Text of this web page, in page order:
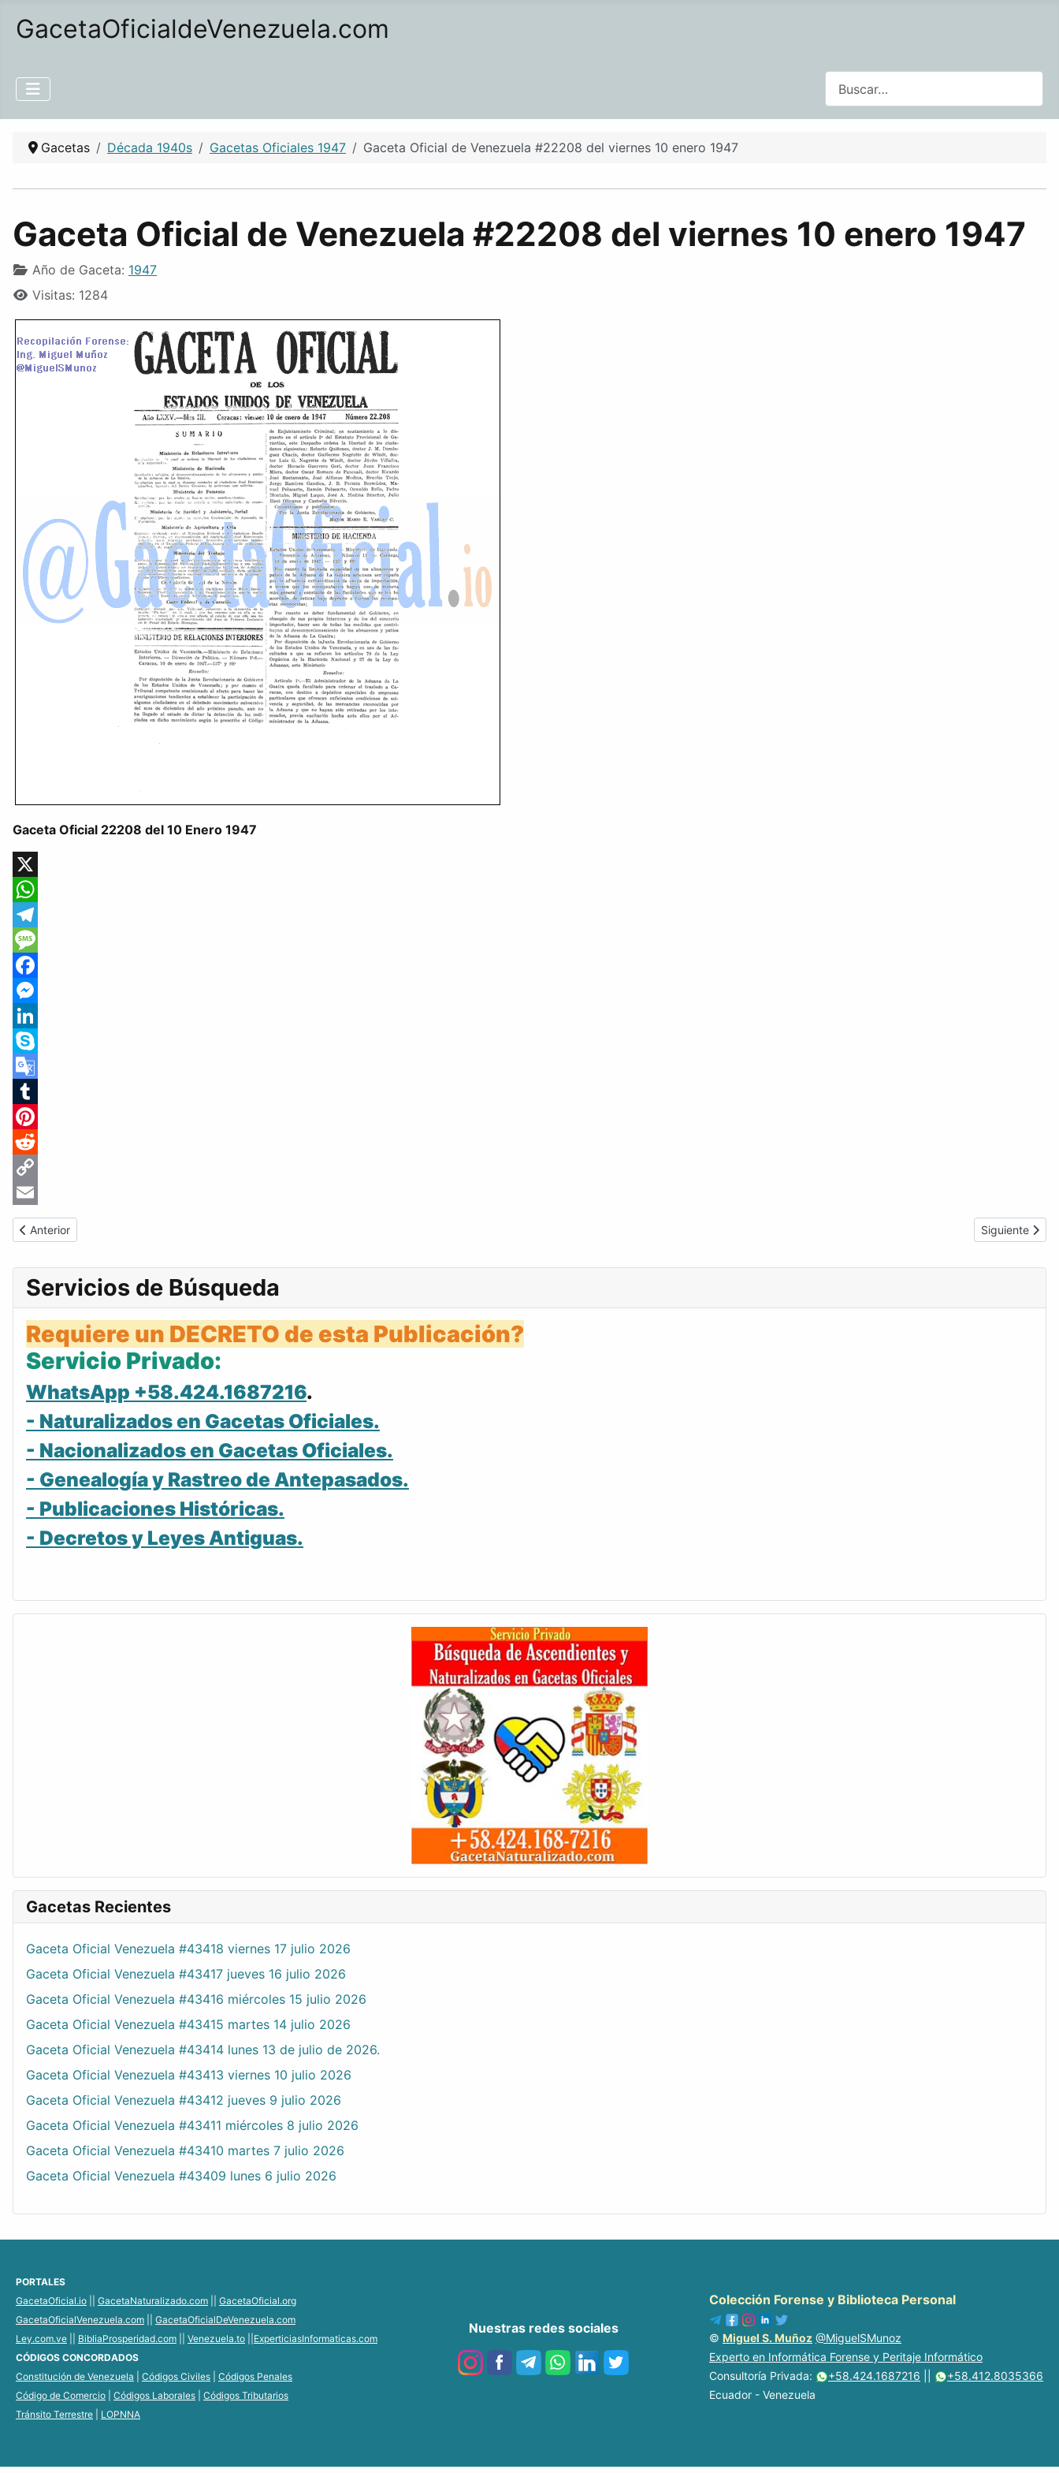
GacetaOficialdeVenezuela.com
Gacetas Década 1940s Gacetas Oficiales 1947 Gaceta Oficial de Venezuela #22208 del viernes 10 enero 1947
Gaceta Oficial de Venezuela #22208 del viernes 10 enero 1947
Año de Gaceta: 1947
Visitas: 1284
Gaceta Oficial 22208 del 10 Enero 1947
X
WhatsApp
Telegram
Message
Facebook
Messenger
LinkedIn
Skype
Google
Translate
Tumblr
Pinterest
Reddit
Copy
Link
Email
Artículo anterior: Gaceta Oficial de Venezuela #22207 del jueves 9 enero 1947
Anterior Artículo
Siguiente
Servicios de Búsqueda
Requiere un DECRETO de esta Publicación?
Servicio Privado:
WhatsApp +58.424.1687216.
- Naturalizados en Gacetas Oficiales.
- Nacionalizados en Gacetas Oficiales.
- Genealogía y Rastreo de Antepasados.
- Publicaciones Históricas.
- Decretos y Leyes Antiguas.
Gacetas Recientes
Gaceta Oficial Venezuela #43418 viernes 17 julio 2026
Gaceta Oficial Venezuela #43417 jueves 16 julio 2026
Gaceta Oficial Venezuela #43416 miércoles 15 julio 2026
Gaceta Oficial Venezuela #43415 martes 14 julio 2026
Gaceta Oficial Venezuela #43414 lunes 13 de julio de 2026.
Gaceta Oficial Venezuela #43413 viernes 10 julio 2026
Gaceta Oficial Venezuela #43412 jueves 9 julio 2026
Gaceta Oficial Venezuela #43411 miércoles 8 julio 2026
Gaceta Oficial Venezuela #43410 martes 7 julio 2026
Gaceta Oficial Venezuela #43409 lunes 6 julio 2026
PORTALES
GacetaOficial.io
GacetaNaturalizado.com
GacetaOficial.org
GacetaOficialVenezuela.com
GacetaOficialDeVenezuela.com
Ley.com.ve
BibliaProsperidad.com Venezuela.to
ExperticiasInformaticas.com
CÓDIGOS CONCORDADOS
Constitución de Venezuela
Códigos Civiles
Códigos Penales
Código de Comercio
Códigos Laborales
Códigos Tributarios
Tránsito Terrestre
LOPNNA
Nuestras redes sociales
Colección Forense y Biblioteca Personal
© Miguel S. Muñoz @MiguelSMunoz
Experto en Informática Forense y Peritaje Informático
Consultoría Privada:
+58.424.1687216
+58.412.8035366
Ecuador - Venezuela